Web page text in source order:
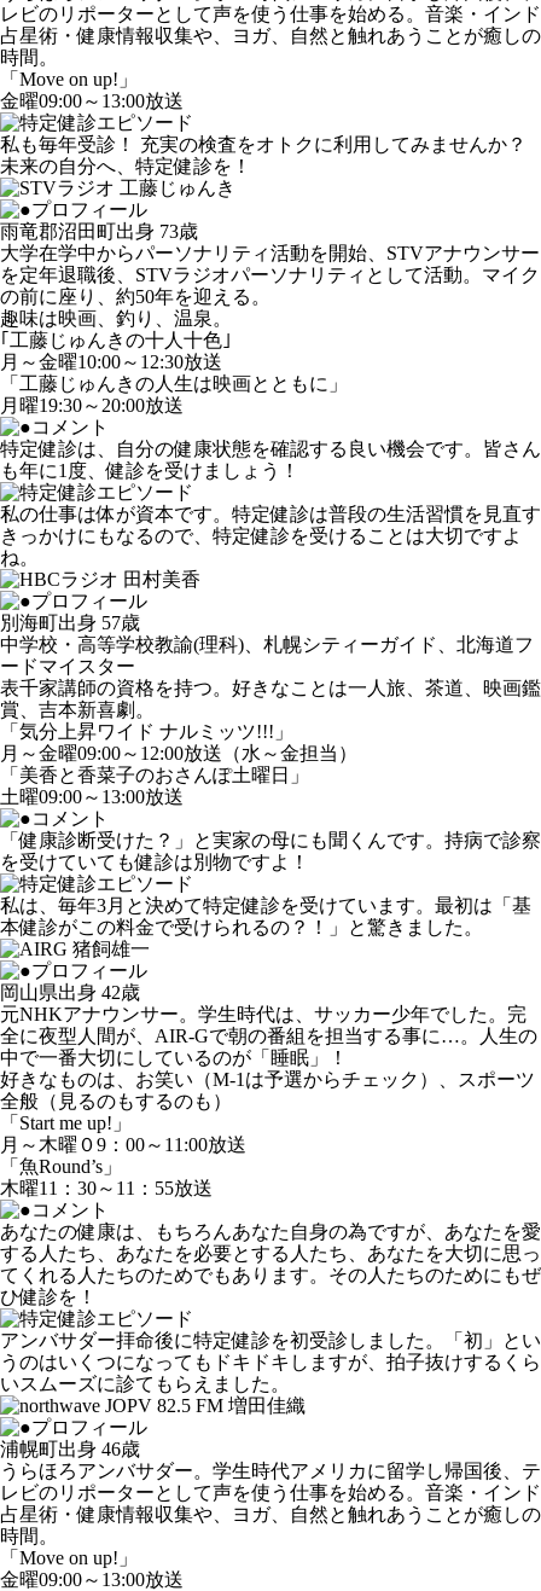
レビのリポーターとして声を使う仕事を始める。音楽・インド
占星術・健康情報収集や、ヨガ、自然と触れあうことが癒しの
時間。
「Move on up!」
金曜09:00～13:00放送
私も毎年受診！ 充実の検査をオトクに利用してみませんか？
未来の自分へ、特定健診を！
雨竜郡沼田町出身 73歳
大学在学中からパーソナリティ活動を開始、STVアナウンサー
を定年退職後、STVラジオパーソナリティとして活動。マイク
の前に座り、約50年を迎える。
趣味は映画、釣り、温泉。
｢工藤じゅんきの十人十色｣
月～金曜10:00～12:30放送
「工藤じゅんきの人生は映画とともに」
月曜19:30～20:00放送
特定健診は、自分の健康状態を確認する良い機会です。皆さん
も年に1度、健診を受けましょう！
私の仕事は体が資本です。特定健診は普段の生活習慣を見直す
きっかけにもなるので、特定健診を受けることは大切ですよ
ね。
別海町出身 57歳
中学校・高等学校教諭(理科)、札幌シティーガイド、北海道フ
ードマイスター
表千家講師の資格を持つ。好きなことは一人旅、茶道、映画鑑
賞、吉本新喜劇。
「気分上昇ワイド ナルミッツ!!!」
月～金曜09:00～12:00放送（水～金担当）
「美香と香菜子のおさんぽ土曜日」
土曜09:00～13:00放送
「健康診断受けた？」と実家の母にも聞くんです。持病で診察
を受けていても健診は別物ですよ！
私は、毎年3月と決めて特定健診を受けています。最初は「基
本健診がこの料金で受けられるの？！」と驚きました。
岡山県出身 42歳
元NHKアナウンサー。学生時代は、サッカー少年でした。完
全に夜型人間が、AIR-Gで朝の番組を担当する事に…。人生の
中で一番大切にしているのが「睡眠」！
好きなものは、お笑い（M-1は予選からチェック）、スポーツ
全般（見るのもするのも）
「Start me up!」
月～木曜０9：00～11:00放送
「魚Round’s」
木曜11：30～11：55放送
あなたの健康は、もちろんあなた自身の為ですが、あなたを愛
する人たち、あなたを必要とする人たち、あなたを大切に思っ
てくれる人たちのためでもあります。その人たちのためにもぜ
ひ健診を！
アンバサダー拝命後に特定健診を初受診しました。「初」とい
うのはいくつになってもドキドキしますが、拍子抜けするくら
いスムーズに診てもらえました。
浦幌町出身 46歳
うらほろアンバサダー。学生時代アメリカに留学し帰国後、テ
レビのリポーターとして声を使う仕事を始める。音楽・インド
占星術・健康情報収集や、ヨガ、自然と触れあうことが癒しの
時間。
「Move on up!」
金曜09:00～13:00放送